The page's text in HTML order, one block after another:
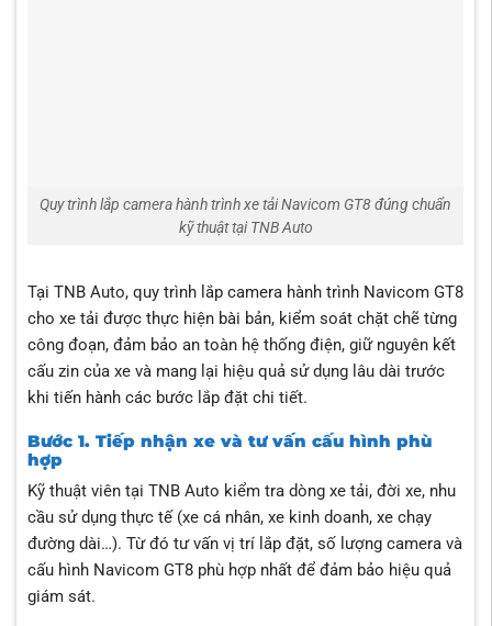
Quy trình lắp camera hành trình xe tải Navicom GT8 đúng chuẩn
kỹ thuật tại TNB Auto
Tại TNB Auto, quy trình lắp camera hành trình Navicom GT8
cho xe tải được thực hiện bài bản, kiểm soát chặt chẽ từng
công đoạn, đảm bảo an toàn hệ thống điện, giữ nguyên kết
cấu zin của xe và mang lại hiệu quả sử dụng lâu dài trước
khi tiến hành các bước lắp đặt chi tiết.
Bước 1. Tiếp nhận xe và tư vấn cấu hình phù
hợp
Kỹ thuật viên tại TNB Auto kiểm tra dòng xe tải, đời xe, nhu
cầu sử dụng thực tế (xe cá nhân, xe kinh doanh, xe chạy
đường dài…). Từ đó tư vấn vị trí lắp đặt, số lượng camera và
cấu hình Navicom GT8 phù hợp nhất để đảm bảo hiệu quả
giám sát.